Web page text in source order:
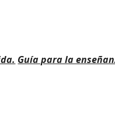
Guía para la